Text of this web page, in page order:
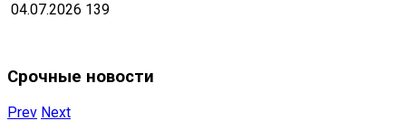
04.07.2026 139
Срочные новости
Prev Next